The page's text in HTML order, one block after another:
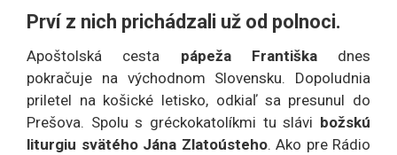
Prví z nich prichádzali už od polnoci.
Apoštolská cesta pápeža Františkadnes
pokračuje na východnom Slovensku. Dopoludnia
priletel na košické letisko, odkiaľ sa presunul do
Prešova. Spolu s gréckokatolíkmi tu slávi božskú
liturgiu svätého Jána Zlatoústeho. Ako pre Rádio